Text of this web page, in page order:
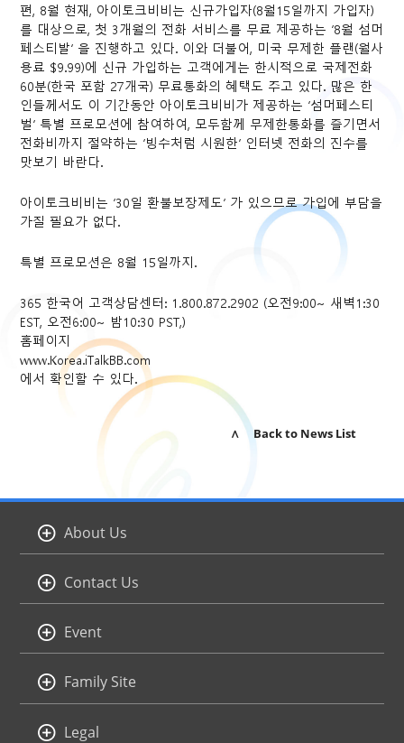
편, 8월 현재, 아이토크비비는 신규가입자(8월15일까지 가입자)
를 대상으로, 첫 3개월의 전화 서비스를 무료 제공하는 ‘8월 섬머
페스티발’ 을 진행하고 있다. 이와 더불어, 미국 무제한 플랜(월사
용료 $9.99)에 신규 가입하는 고객에게는 한시적으로 국제전화
60분(한국 포함 27개국) 무료통화의 혜택도 주고 있다. 많은 한
인들께서도 이 기간동안 아이토크비비가 제공하는 ‘섬머페스티
벌’ 특별 프로모션에 참여하여, 모두함께 무제한통화를 즐기면서
전화비까지 절약하는 ‘빙수처럼 시원한’ 인터넷 전화의 진수를
맛보기 바란다.
아이토크비비는 ’30일 환불보장제도’ 가 있으므로 가입에 부담을
가질 필요가 없다.
특별 프로모션은 8월 15일까지.
365 한국어 고객상담센터: 1.800.872.2902 (오전9:00~ 새벽1:30
EST, 오전6:00~ 밤10:30 PST,)
홈페이지
www.Korea.iTalkBB.com
에서 확인할 수 있다.
∧ Back to News List
About Us
Contact Us
Event
Family Site
Legal